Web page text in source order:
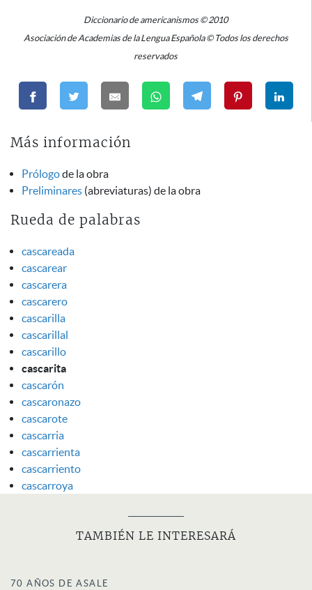
Diccionario de americanismos © 2010
Asociación de Academias de la Lengua Española © Todos los derechos
reservados
Más información
Prólogode la obra
Preliminares (abreviaturas) de la obra
Rueda de palabras
cascareada
cascarear
cascarera
cascarero
cascarilla
cascarillal
cascarillo
cascarita
cascarón
cascaronazo
cascarote
cascarria
cascarrienta
cascarriento
cascarroya
TAMBIÉN LE INTERESARÁ
70 AÑOS DE ASALE